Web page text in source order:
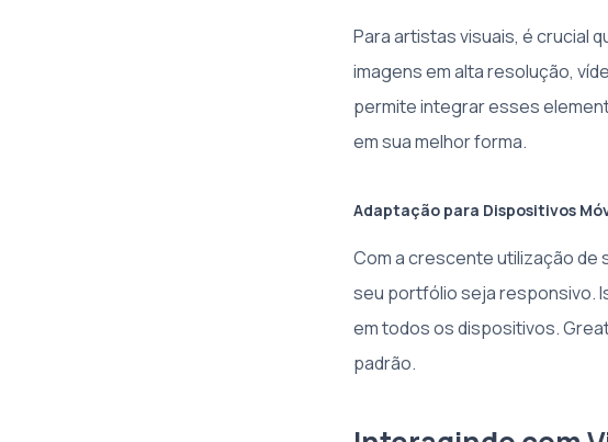
Para artistas visuais, é crucial
imagens em alta resolução,
permite integrar esses
em sua melhor forma.
Adaptação para Dispositivos
Com a crescente utilização de
seu portfólio seja responsivo.
em todos os dispositivos.
padrão.